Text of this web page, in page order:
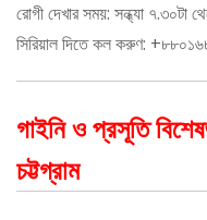
রোগী দেখার সময়: সন্ধ্যা ৭.৩০টা
সিরিয়াল দিতে কল করুণ:
গাইনি ও প্রসূতি
‍চট্টগ্রাম